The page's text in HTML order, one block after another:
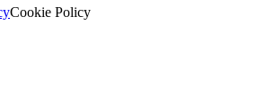
Cookie Policy